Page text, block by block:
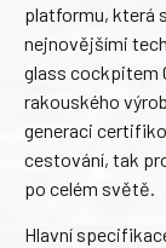
platformu, která
nejnovějšími
glass cockpitem
rakouského
generaci
cestování, tak
po celém světě.
Hlavní